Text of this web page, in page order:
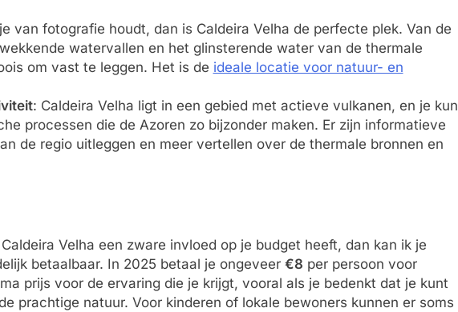
van fotografie houdt, dan is Caldeira Velha de perfecte plek. Van de
watervallen en het glinsterende water van de thermale
om vast te leggen. Het is de ideale locatie voor natuur- en
: Caldeira Velha ligt in een gebied met actieve vulkanen, en je
processen die de Azoren zo bijzonder maken. Er zijn informatieve
de regio uitleggen en meer vertellen over de thermale bronnen en
Velha een zware invloed op je budget heeft, dan kan ik je
betaalbaar. In 2025 betaal je ongeveer €8 per persoon voor
prijs voor de ervaring die je krijgt, vooral als je bedenkt dat je kunt
prachtige natuur. Voor kinderen of lokale bewoners kunnen er soms